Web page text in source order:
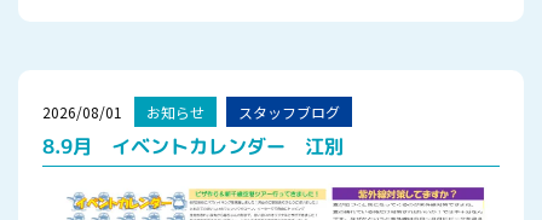
2026/08/01 お知らせ スタッフブログ
8.9月 イベントカレンダー 江別